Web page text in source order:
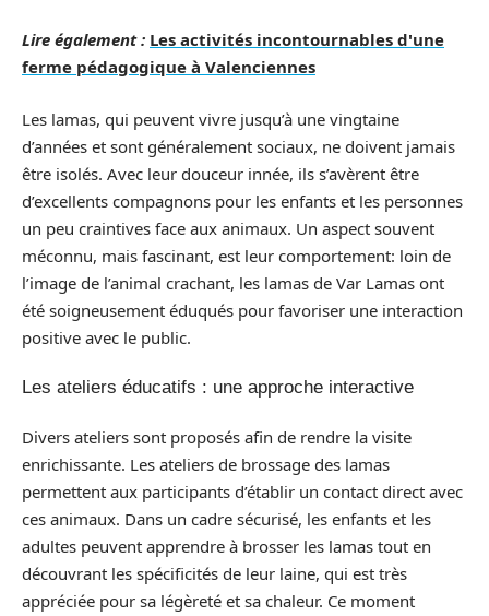
Lire également : Les activités incontournables d'une
ferme pédagogique à Valenciennes
Les lamas, qui peuvent vivre jusqu’à une vingtaine
d’années et sont généralement sociaux, ne doivent jamais
être isolés. Avec leur douceur innée, ils s’avèrent être
d’excellents compagnons pour les enfants et les personnes
un peu craintives face aux animaux. Un aspect souvent
méconnu, mais fascinant, est leur comportement: loin de
l’image de l’animal crachant, les lamas de Var Lamas ont
été soigneusement éduqués pour favoriser une interaction
positive avec le public.
Les ateliers éducatifs : une approche interactive
Divers ateliers sont proposés afin de rendre la visite
enrichissante. Les ateliers de brossage des lamas
permettent aux participants d’établir un contact direct avec
ces animaux. Dans un cadre sécurisé, les enfants et les
adultes peuvent apprendre à brosser les lamas tout en
découvrant les spécificités de leur laine, qui est très
appréciée pour sa légèreté et sa chaleur. Ce moment